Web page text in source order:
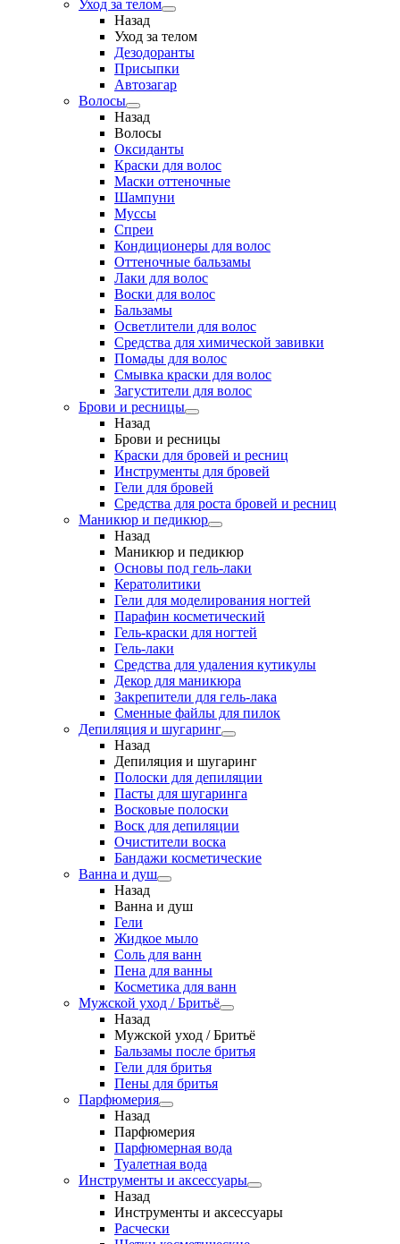
Уход за телом
Назад
Уход за телом
Дезодоранты
Присыпки
Автозагар
Волосы
Назад
Волосы
Оксиданты
Краски для волос
Маски оттеночные
Шампуни
Муссы
Спреи
Кондиционеры для волос
Оттеночные бальзамы
Лаки для волос
Воски для волос
Бальзамы
Осветлители для волос
Средства для химической завивки
Помады для волос
Смывка краски для волос
Загустители для волос
Брови и ресницы
Назад
Брови и ресницы
Краски для бровей и ресниц
Инструменты для бровей
Гели для бровей
Средства для роста бровей и ресниц
Маникюр и педикюр
Назад
Маникюр и педикюр
Основы под гель-лаки
Кератолитики
Гели для моделирования ногтей
Парафин косметический
Гель-краски для ногтей
Гель-лаки
Средства для удаления кутикулы
Декор для маникюра
Закрепители для гель-лака
Сменные файлы для пилок
Депиляция и шугаринг
Назад
Депиляция и шугаринг
Полоски для депиляции
Пасты для шугаринга
Восковые полоски
Воск для депиляции
Очистители воска
Бандажи косметические
Ванна и душ
Назад
Ванна и душ
Гели
Жидкое мыло
Соль для ванн
Пена для ванны
Косметика для ванн
Мужской уход / Бритьё
Назад
Мужской уход / Бритьё
Бальзамы после бритья
Гели для бритья
Пены для бритья
Парфюмерия
Назад
Парфюмерия
Парфюмерная вода
Туалетная вода
Инструменты и аксессуары
Назад
Инструменты и аксессуары
Расчески